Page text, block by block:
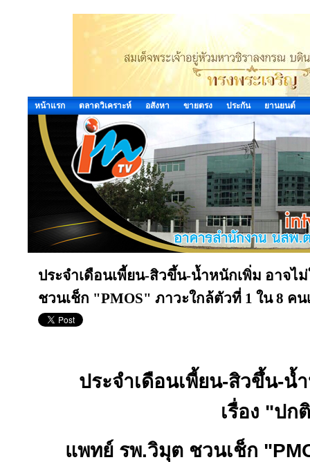
หน้าแรก ตลาดวิเคราะห์ อสังหา ขายตรง ประกัน ยานยนต์
ประจำเดือนเพี้ยน-สิวขึ้น-น้ำหนักเพิ่ม อาจไ
ชวนเช็ก "PMOS" ภาวะใกล้ตัวที่ 1 ใน 8 ค
ประจำเดือนเพี้ยน-สิวขึ้น-น้
เรื่อง "ปก
แพทย์ รพ.วิมุต ชวนเช็ก "